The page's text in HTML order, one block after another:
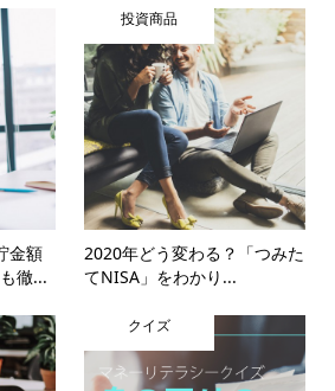
金額
徹...
投資商品
2020年どう変わる？「つみた
てNISA」をわかり...
クイズ